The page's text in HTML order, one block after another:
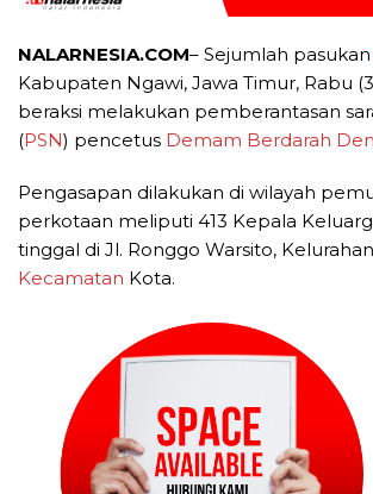
NALARNESIA.COM– Sejumlah pasukan
Kabupaten Ngawi, Jawa Timur, Rabu
beraksi melakukan pemberantasan
(PSN) pencetus Demam Berdarah
Pengasapan dilakukan di wilayah
perkotaan meliputi 413 Kepala
tinggal di Jl. Ronggo Warsito,
Kecamatan Kota.